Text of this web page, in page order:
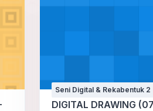
Seni Digital & Rekabentuk 2
DIGITAL DRAWING